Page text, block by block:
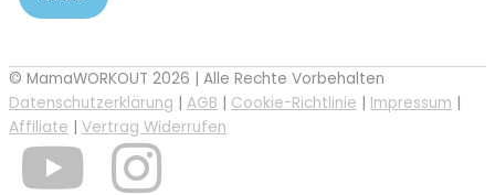
© MamaWORKOUT 2026 | Alle Rechte Vorbehalten
Datenschutzerklärung | AGB | Cookie-Richtlinie | Impressum |
Affiliate | Vertrag Widerrufen